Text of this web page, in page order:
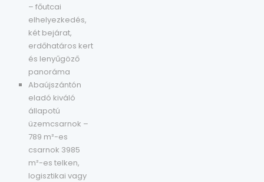
– főutcai
elhelyezkedés,
két bejárat,
erdőhatáros kert
és lenyűgöző
panoráma
Abaújszántón
eladó kiváló
állapotú
üzemcsarnok –
789 m²-es
csarnok 3985
m²-es telken,
logisztikai vagy